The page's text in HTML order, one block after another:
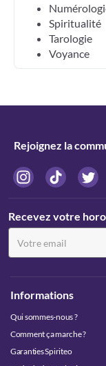
Spiritualité
Tarologie
Voyance
Rejoignez la
Recevez votre
Informations
Qui sommes-nous ?
Comment ça marche ?
Garanties Spiriteo